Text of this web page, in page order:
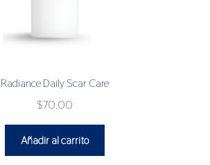
Radiance Daily Scar Care
$70.00
Añadir al carrito